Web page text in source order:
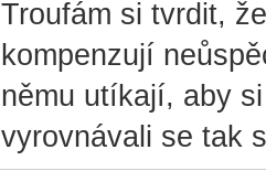
Troufám si tvrdit,
kompenzují
němu utíkají, aby
vyrovnávali se tak